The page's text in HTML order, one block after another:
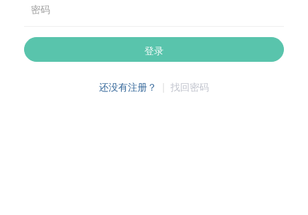
密码
登录
还没有注册？ | 找回密码